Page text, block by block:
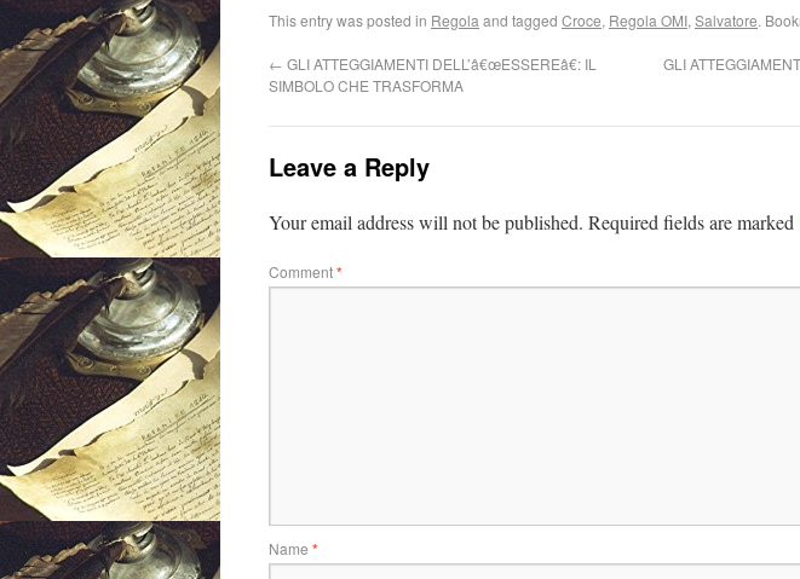
This entry was posted in Regola and tagged Croce, Regola OMI, Salvatore.
← GLI ATTEGGIAMENTI DELL’â€œESSEREâ€: IL
SIMBOLO CHE TRASFORMA
GLI
Leave a Reply
Your email address will not be published. Required fields are marked
Comment*
Name *